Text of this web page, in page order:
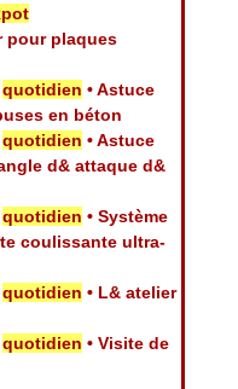
pour plaques
quotidien • Astuce
en béton
quotidien • Astuce
d& attaque d&
quotidien • Système
coulissante ultra-
quotidien • L& atelier
quotidien • Visite de